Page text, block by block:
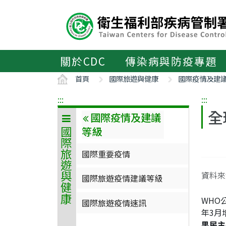
區
關於CDC 傳染病與防疫專題
首頁 國際旅遊與健康 國際疫情及建
:::
國際旅遊與健康
國際疫情及建議
等級
國際重要疫情
國際旅遊疫情建議等級
國際旅遊疫情速訊
:::
資料
WHO
年3月